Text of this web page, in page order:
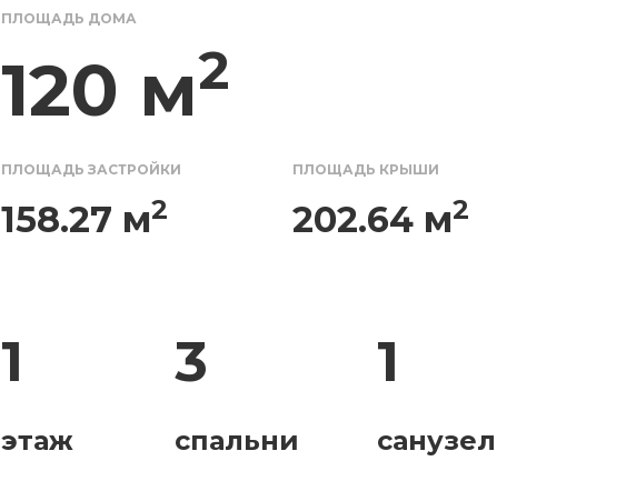
ПЛОЩАДЬ ДОМА
120 м2
ПЛОЩАДЬ ЗАСТРОЙКИ
158.27 м2
ПЛОЩАДЬ КРЫШИ
202.64 м2
1
этаж
3
спальни
1
санузел